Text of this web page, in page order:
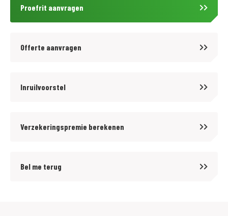
Proefrit aanvragen
Offerte aanvragen
Inruilvoorstel
Verzekeringspremie berekenen
Bel me terug